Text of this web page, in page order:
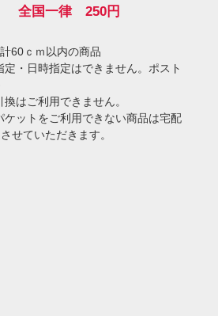
全国一律 250円
60ｃｍ以内の商品
定・日時指定はできません。ポスト
換はご利用できません。
ケットをご利用できない商品は宅配
せていただきます。